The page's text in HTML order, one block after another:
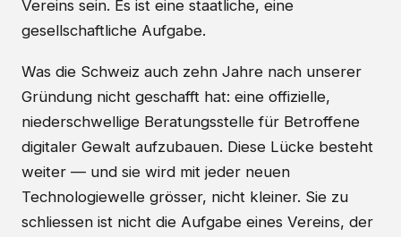
Vereins sein. Es ist eine staatliche, eine
gesellschaftliche Aufgabe.
Was die Schweiz auch zehn Jahre nach unserer
Gründung nicht geschafft hat: eine offizielle,
niederschwellige Beratungsstelle für Betroffene
digitaler Gewalt aufzubauen. Diese Lücke besteht
weiter — und sie wird mit jeder neuen
Technologiewelle grösser, nicht kleiner. Sie zu
schliessen ist nicht die Aufgabe eines Vereins, der